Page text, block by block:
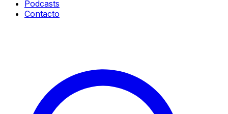
Podcasts
Contacto